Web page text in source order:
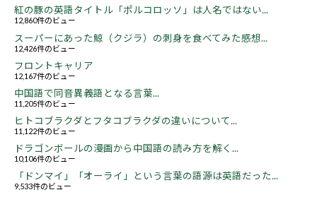
紅の豚の英語タイトル「ポルコロッソ」は人名ではない...
12,860件のビュー
スーパーにあった鯨（クジラ）の刺身を食べてみた感想...
12,426件のビュー
フロントキャリア
12,167件のビュー
中国語で同音異義語となる言葉...
11,205件のビュー
ヒトコブラクダとフタコブラクダの違いについて...
11,122件のビュー
ドラゴンボールの漫画から中国語の読み方を解く...
10,106件のビュー
「ドンマイ」「オーライ」という言葉の語源は英語だった...
9,533件のビュー